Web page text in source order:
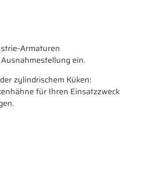
Armaturen
ein.
zylindrischem Küken:
für Ihren Einsatzzweck